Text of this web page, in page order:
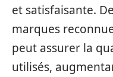
et satisfaisante.
marques
peut assurer la
utilisés,